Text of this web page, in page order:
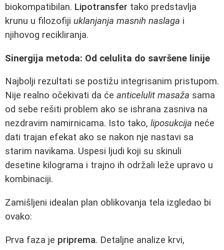
biokompatibilan. Lipotransfer tako predstavlja
krunu u filozofiji uklanjanja masnih naslaga i
njihovog recikliranja.
Sinergija metoda: Od celulita do savršene linije
Najbolji rezultati se postižu integrisanim pristupom.
Nije realno očekivati da će anticelulit masaža sama
od sebe rešiti problem ako se ishrana zasniva na
nezdravim namirnicama. Isto tako, liposukcija neće
dati trajan efekat ako se nakon nje nastavi sa
starim navikama. Uspesi ljudi koji su skinuli
desetine kilograma i trajno ih održali leže upravo u
kombinaciji.
Zamišljeni idealan plan oblikovanja tela izgledao bi
ovako:
Prva faza je priprema. Detaljne analize krvi,